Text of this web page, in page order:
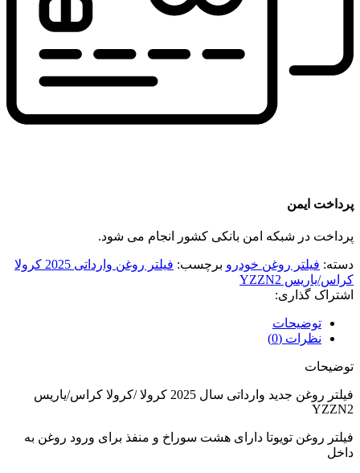
پرداخت ایمن
پرداخت در شبکه امن بانکی کشور انجام می شود.
دسته: فیلتر روغن خودرو برچسب:
فیلتر روغن وارداتی 2025 کرولا
کراس/یاریس YZZN2
اشتراک گذاری:
توضیحات
نظرات (0)
توضیحات
فیلتر روغن جدید وارداتی سال 2025 کرولا /کرولا کراس/یاریس
YZZN2
فیلتر روغن تویوتا دارای هشت سوراخ و منفذ برای ورود روغن به
داخل